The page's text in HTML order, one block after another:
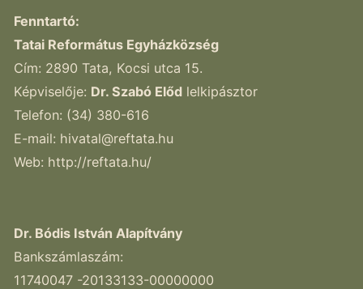
Fenntartó:
Tatai Református Egyházközség
Cím: 2890 Tata, Kocsi utca 15.
Képviselője: Dr. Szabó Előd lelkipásztor
Telefon: (34) 380-616
E-mail: hivatal@reftata.hu
Web: http://reftata.hu/
Dr. Bódis István Alapítvány
Bankszámlaszám:
11740047 -20133133-00000000